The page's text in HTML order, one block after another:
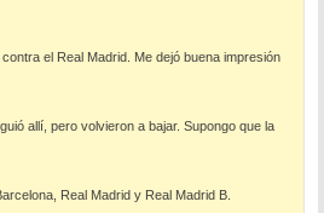
el Real Madrid. Me dejó buena impresión
allí, pero volvieron a bajar. Supongo que la
Real Madrid y Real Madrid B.